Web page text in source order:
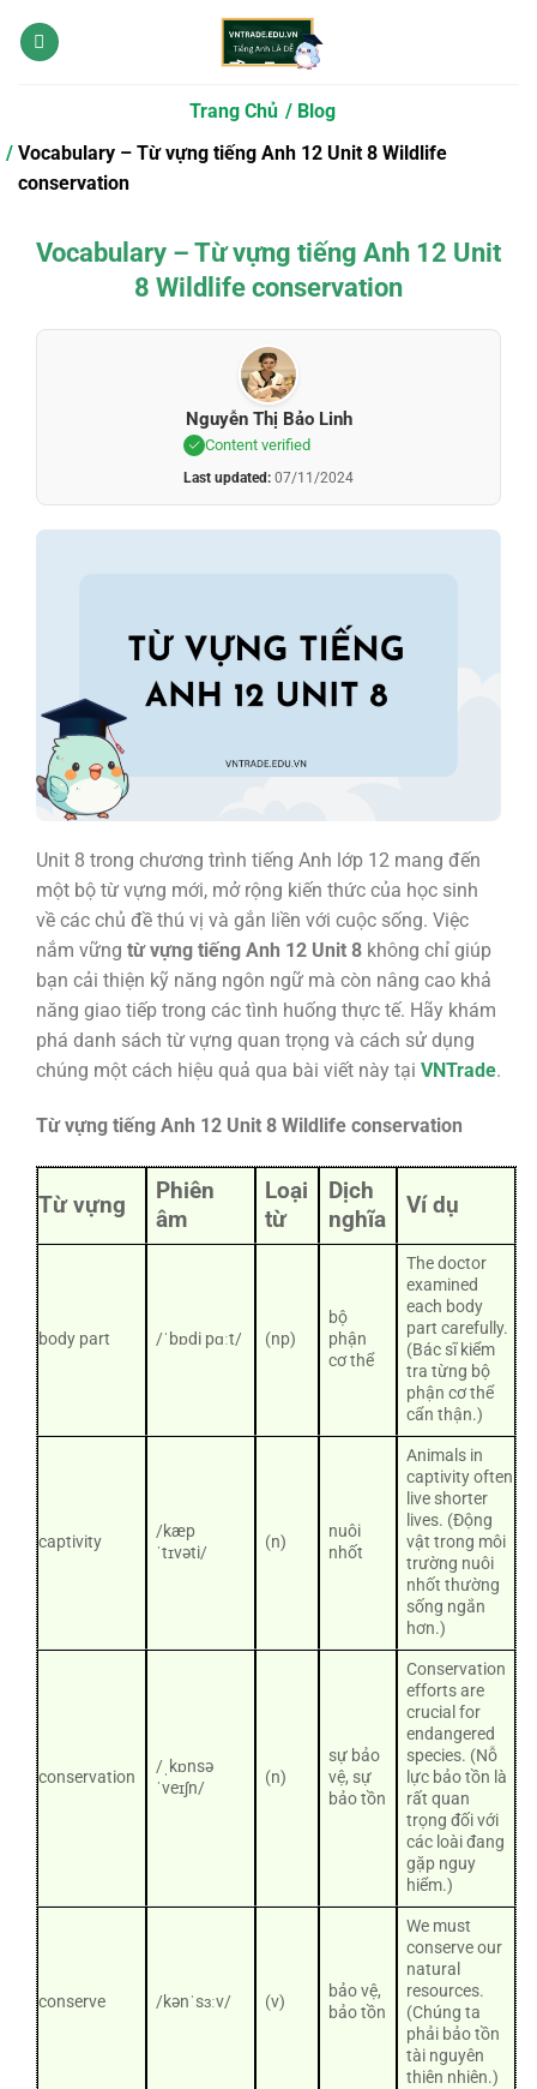
qua
Trang Chủ
Blog
Vocabulary – Từ vựng tiếng Anh 12 Unit 8 Wildlife
conservation
Vocabulary – Từ vựng tiếng Anh 12 Unit
8 Wildlife conservation
Nguyễn Thị Bảo Linh
Content verified
Last updated: 07/11/2024
Unit 8 trong chương trình tiếng Anh lớp 12 mang đến
một bộ từ vựng mới, mở rộng kiến thức của học sinh
về các chủ đề thú vị và gắn liền với cuộc sống. Việc
nắm vững từ vựng tiếng Anh 12 Unit 8không chỉ giúp
bạn cải thiện kỹ năng ngôn ngữ mà còn nâng cao khả
năng giao tiếp trong các tình huống thực tế. Hãy khám
phá danh sách từ vựng quan trọng và cách sử dụng
chúng một cách hiệu quả qua bài viết này tại VNTrade.
Từ vựng tiếng Anh 12 Unit 8 Wildlife conservation
Từ vựng
Phiên
âm
Loại
từ
Dịch
nghĩa
Ví dụ
body part /ˈbɒdi pɑːt/ (np)
bộ
phận
cơ thể
The doctor
examined
each body
part carefully.
(Bác sĩ kiểm
tra từng bộ
phận cơ thể
cẩn thận.)
captivity
/kæp
ˈtɪvəti/
(n)
nuôi
nhốt
Animals in
captivity often
live shorter
lives. (Động
vật trong môi
trường nuôi
nhốt thường
sống ngắn
hơn.)
conservation
/ˌkɒnsə
ˈveɪʃn/
(n)
sự bảo
vệ, sự
bảo tồn
Conservation
efforts are
crucial for
endangered
species. (Nỗ
lực bảo tồn là
rất quan
trọng đối với
các loài đang
gặp nguy
hiểm.)
conserve /kənˈsɜːv/ (v)
bảo vệ,
bảo tồn
We must
conserve our
natural
resources.
(Chúng ta
phải bảo tồn
tài nguyên
thiên nhiên.)